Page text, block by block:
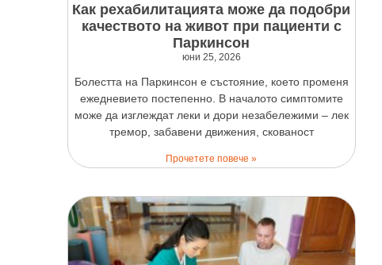
Как рехабилитацията може да подобри
качеството на живот при пациенти с
Паркинсон
юни 25, 2026
Болестта на Паркинсон е състояние, което променя
ежедневието постепенно. В началото симптомите
може да изглеждат леки и дори незабележими – лек
тремор, забавени движения, скованост
Прочетете повече »